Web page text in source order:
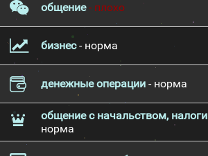
общение- плохо
бизнес- норма
денежные операции - норма
общение с начальством, налоги
норма